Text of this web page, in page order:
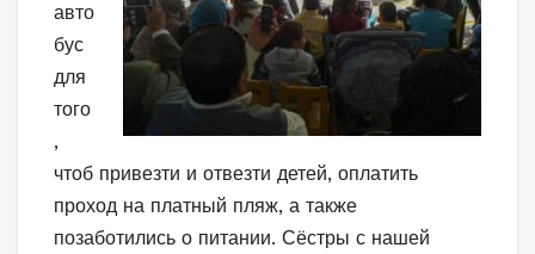
авто
бус
для
того
,
чтоб привезти и отвезти детей, оплатить
проход на платный пляж, а также
позаботились о питании. Сёстры с нашей